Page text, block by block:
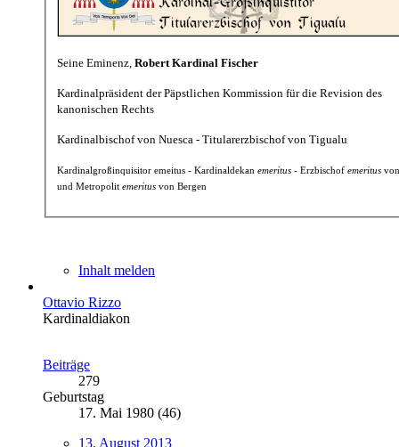
Seine Eminenz, Robert Kardinal Fischer
Kardinalpräsident der Päpstlichen Kommission für die Revision des
kanonischen Rechts
Kardinalbischof von Nuesca - Titularerzbischof von Tigualu
Kardinalgroßinquisitor emeitus - Kardinaldekan emeritus - Erzbischof emeritus
und Metropolit emeritus von Bergen
Inhalt melden
Ottavio Rizzo
Kardinaldiakon
Beiträge
279
Geburtstag
17. Mai 1980 (46)
13. August 2013